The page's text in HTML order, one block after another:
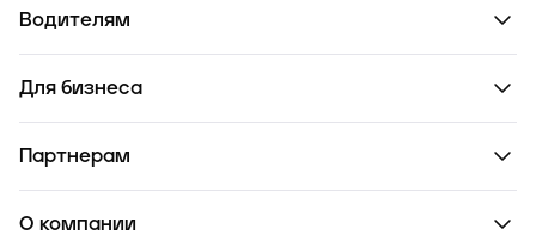
Водителям
Для бизнеса
Партнерам
О компании